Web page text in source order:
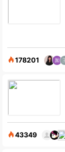
178201
43349